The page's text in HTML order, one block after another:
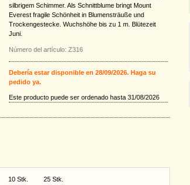
silbrigem Schimmer. Als Schnittblume bringt Mount
Everest fragile Schönheit in Blumensträuße und
Trockengestecke. Wuchshöhe bis zu 1 m. Blütezeit
Juni.
Número del artículo: Z316
Debería estar disponible en 28/09/2026. Haga su
pedido ya.
Este producto puede ser ordenado hasta 31/08/2026
10 Stk. 25 Stk.